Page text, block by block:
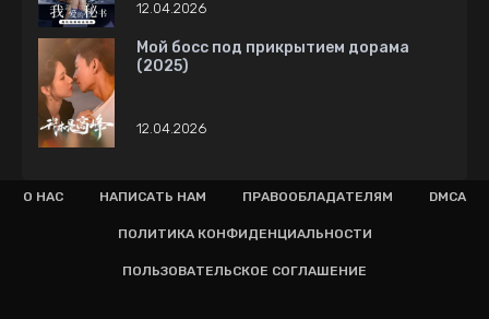
12.04.2026
Мой босс под прикрытием дорама
(2025)
12.04.2026
О НАС НАПИСАТЬ НАМ ПРАВООБЛАДАТЕЛЯМ DMCA
ПОЛИТИКА КОНФИДЕНЦИАЛЬНОСТИ
ПОЛЬЗОВАТЕЛЬСКОЕ СОГЛАШЕНИЕ